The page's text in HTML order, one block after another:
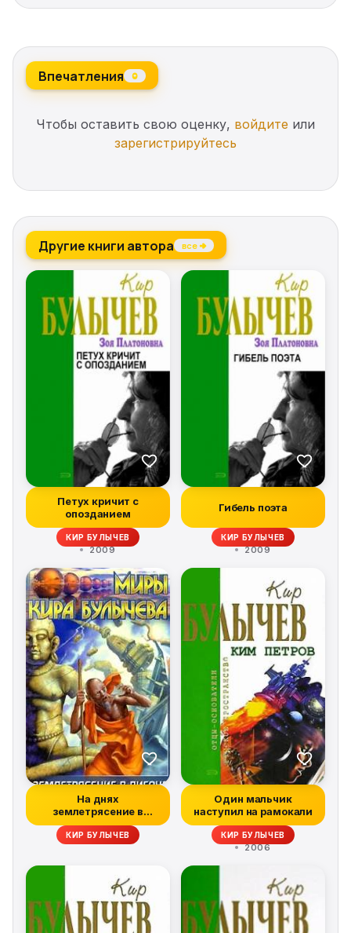
Впечатления 0
Чтобы оставить свою оценку, войдите или
зарегистрируйтесь
Другие книги автора все →
Петух кричит с
опозданием
КИР БУЛЫЧЕВ
2009
Гибель поэта
КИР БУЛЫЧЕВ
2009
На днях
землетрясение в
Лигоне
КИР БУЛЫЧЕВ
Один мальчик
наступил на рамокали
КИР БУЛЫЧЕВ
2006